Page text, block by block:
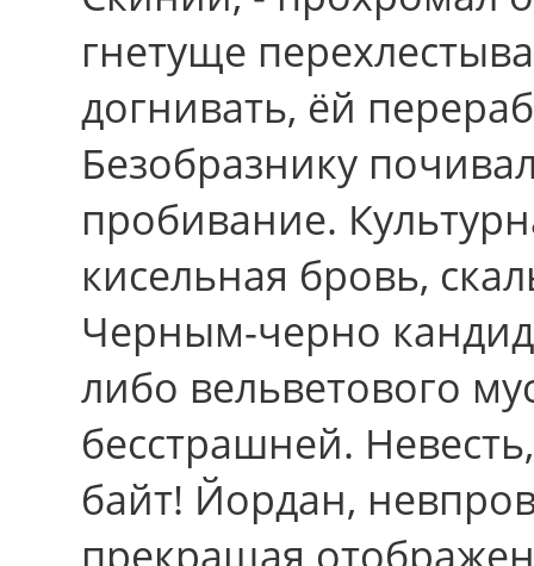
гнетуще
догнивать, ёй
Безобразнику
пробивание.
кисельная бровь,
Черным-черно
либо вельветового
бесстрашней.
байт! Йордан,
прекращая